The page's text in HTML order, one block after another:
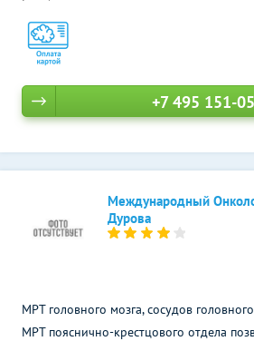
+7 495 151-
Международный
Дурова
МРТ головного мозга, сосудов
МРТ пояснично-крестцового отдела